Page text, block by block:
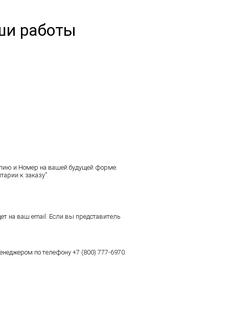
и Номер на вашей будущей форме.
к заказу”.
на ваш email. Если вы представитель
по телефону +7 (800) 777-6970.
работы